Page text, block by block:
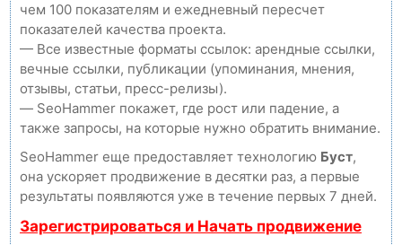
чем 100 показателям и ежедневный пересчет
показателей качества проекта.
— Все известные форматы ссылок: арендные ссылки,
вечные ссылки, публикации (упоминания, мнения,
отзывы, статьи, пресс-релизы).
— SeoHammer покажет, где рост или падение, а
также запросы, на которые нужно обратить внимание.
SeoHammer еще предоставляет технологию Буст,
она ускоряет продвижение в десятки раз, а первые
результаты появляются уже в течение первых 7 дней.
Зарегистрироваться и Начать продвижение